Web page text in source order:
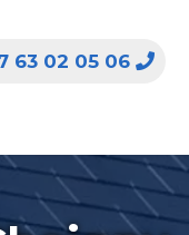
63 02 05 06